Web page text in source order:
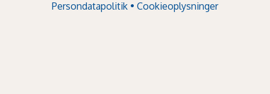
Persondatapolitik • Cookieoplysninger